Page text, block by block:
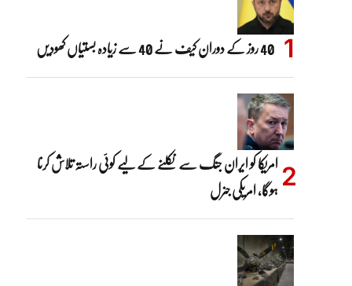
40 روز کے دوران کیف نے 40 سے زیادہ بستیاں کھودیں
امریکا کو ایران جنگ سے نکلنے کے لیے کوئی راستہ تلاش کرنا
ہوگا، امریکی جنرل